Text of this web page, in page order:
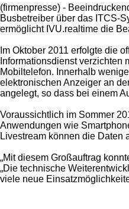
(firmenpresse) -
Busbetreiber über das ITCS-
ermöglicht IVU.realtime die
Im Oktober 2011 erfolgte die
Informationsdienst
Mobiltelefon. Innerhalb
elektronischen Anzeiger an
angelegt, so dass bei einem
Voraussichtlich im Sommer
Anwendungen wie
Livestream können die Daten
„Mit diesem Großauftrag
„Die technische
viele neue